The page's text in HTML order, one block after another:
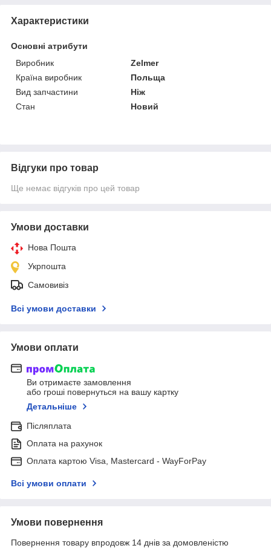
Характеристики
Основні атрибути
Виробник
Zelmer
Країна виробник
Польща
Вид запчастини
Ніж
Стан
Новий
Відгуки про товар
Ще немає відгуків про цей товар
Умови доставки
Нова Пошта
Укрпошта
Самовивіз
Всі умови доставки
Умови оплати
Ви отримаєте замовлення
або гроші повернуться на вашу картку
Детальніше
Післяплата
Оплата на рахунок
Оплата картою Visa, Mastercard - WayForPay
Всі умови оплати
Умови повернення
Повернення товару впродовж 14 днів за домовленістю